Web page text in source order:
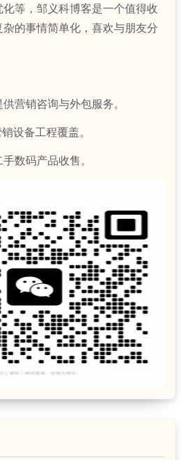
等，邹义科博客是一个值得收
的事情简单化，喜欢与朋友分
营销咨询与外包服务。
设备工程覆盖。
数码产品收售。